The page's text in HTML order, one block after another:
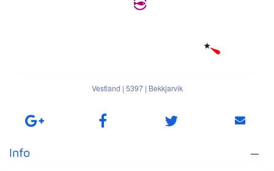
Vestland | 5397 | Bekkjarvik
Info